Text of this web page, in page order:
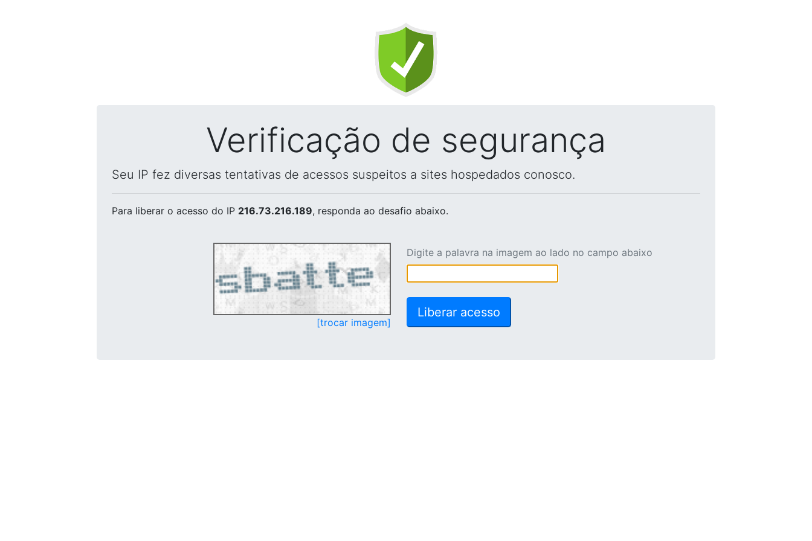
Verificação de segurança
Seu IP fez diversas tentativas de acessos suspeitos a sites hospedados conosco.
Para liberar o acesso do IP 216.73.216.189, responda ao desafio abaixo.
[trocar imagem]
Digite a palavra na imagem ao lado no campo abaixo